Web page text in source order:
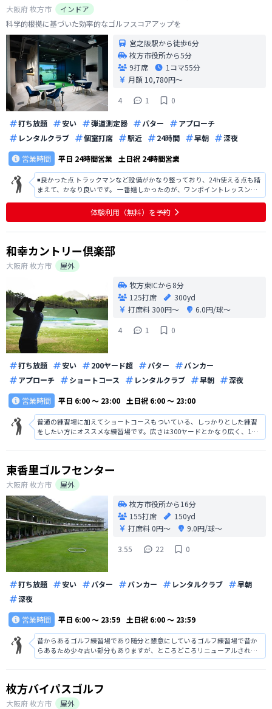
大阪府枚方市
インドア
科学的根拠に基づいた効率的なゴルフスコアアップを
宮之阪駅から徒歩6分
枚方市役所から5分
9打席
1コマ55分
月額 10,780円〜
4
1 0
打ち放題 安い 弾道測定器 パター
アプローチ
レンタルクラブ
個室打席 駅近 24時間 早朝
深夜
営業時間
平日 24時間営業 土日祝 24時間営業
◾️良かった点 トラックマンなど設備がかなり整っており、24h使える点も踏
まえて、かなり良いです。 一番嬉しかったのが、ワンポイントレッスン！
自分ではどうしようもない時、インストラクターの意見の元練習したら、
すぐに改善できた。 ◾️改善点 しかし、利用して思ったのが人工マットの交体験利用（無料）を予約
和幸カントリー倶楽部
大阪府枚方市
屋外
牧方東ICから8分
125打席
300yd
打席料300円〜
6.0円/球〜
4
1 0
打ち放題 安い 200ヤード超 パター
バンカー
アプローチ
ショートコース レンタルクラブ 早朝
深夜
営業時間
平日 6:00 〜 23:00 土日祝 6:00 〜 23:00
普通の練習場に加えてショートコースもついている、しっかりとした練習
をしたい方にオススメな練習場です。広さは300ヤードとかなり広く、1球
あたりの値段も安いので非常にオススメです。枚方にあるので大阪市内の
ひとが行きにくいのが難点です。
東香里ゴルフセンター
大阪府枚方市
屋外
枚方市役所から16分
155打席
150yd
打席料0円〜
9.0円/球〜
3.55
22 0
打ち放題 安い パター バンカー レンタルクラブ
早朝
深夜
営業時間
平日 6:00 〜 23:59 土日祝 6:00 〜 23:59
昔からあるゴルフ練習場であり随分と懇意にしているゴルフ練習場で昔か
らあるため少々古い部分もありますが、ところどころリニューアルされた
り設備が新設されたりするのでそれほど問題はないと思います。しかし、
トイレが少し汚いところは改善してほしいと思いました。
枚方バイパスゴルフ
大阪府枚方市
屋外